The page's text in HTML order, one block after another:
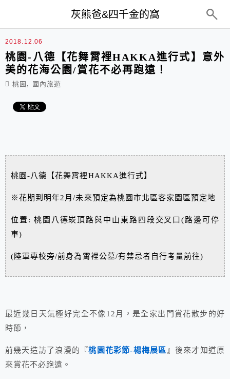
灰熊爸&四千金的窩
2018.12.06
桃園-八德【花舞霄裡HAKKA進行式】意外
美的花海公園/賞花不必再跑遠！
桃園 , 國內旅遊
桃園-八德【花舞霄裡HAKKA進行式】
※花期到明年2月/未來預定為‪桃園市北區客家園區預定地
位置: 桃園八德崁頂路與中山東路四段交叉口(路邊可停
車)
(陸軍專校旁/前身為霄裡公墓/有禁忌者自行考量前往)
最近幾日天氣極好完全不像12月，是全家出門賞花散步的好
時節，
前幾天造訪了浪漫的『桃園花彩節-楊梅展區』後來才知道原
來賞花不必跑遠。